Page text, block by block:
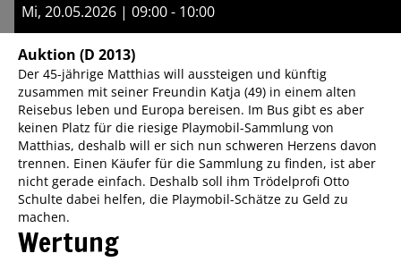
Mi, 20.05.2026 | 09:00 - 10:00
Auktion (D 2013)
Der 45-jährige Matthias will aussteigen und künftig
zusammen mit seiner Freundin Katja (49) in einem alten
Reisebus leben und Europa bereisen. Im Bus gibt es aber
keinen Platz für die riesige Playmobil-Sammlung von
Matthias, deshalb will er sich nun schweren Herzens davon
trennen. Einen Käufer für die Sammlung zu finden, ist aber
nicht gerade einfach. Deshalb soll ihm Trödelprofi Otto
Schulte dabei helfen, die Playmobil-Schätze zu Geld zu
machen.
Wertung